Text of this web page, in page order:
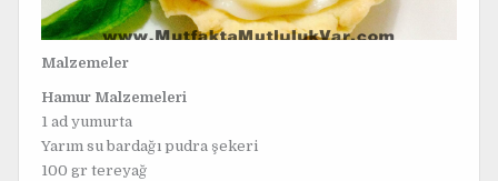
Malzemeler
Hamur Malzemeleri
1 ad yumurta
Yarım su bardağı pudra şekeri
100 gr tereyağ